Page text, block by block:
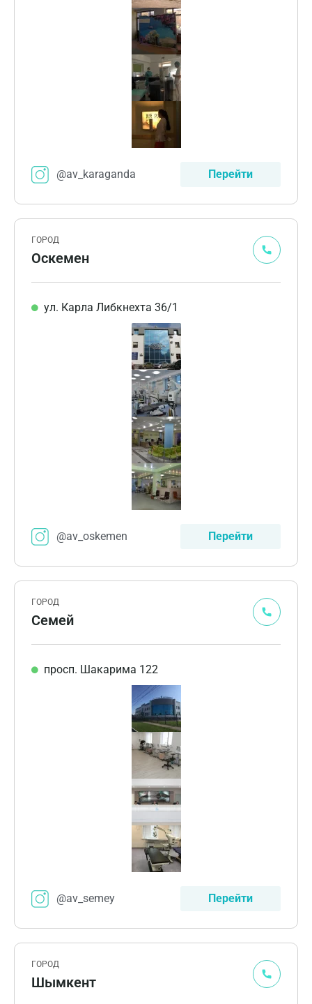
@av_karaganda Перейти
ГОРОД
Оскемен
ул. Карла Либкнехта 36/1
@av_oskemen Перейти
ГОРОД
Семей
просп. Шакарима 122
@av_semey Перейти
ГОРОД
Шымкент